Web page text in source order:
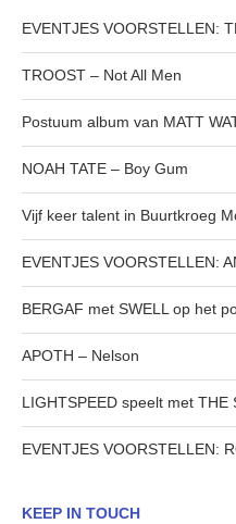
EVENTJES VOORSTELLEN:
TROOST – Not All Men
Postuum album van MATT
NOAH TATE – Boy Gum
Vijf keer talent in Buurtkroeg
EVENTJES VOORSTELLEN:
BERGAF met SWELL op het
APOTH – Nelson
LIGHTSPEED speelt met THE
EVENTJES VOORSTELLEN:
KEEP IN TOUCH